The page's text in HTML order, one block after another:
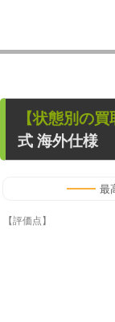
【状態別の買
式 海外仕様
最
【評価点】